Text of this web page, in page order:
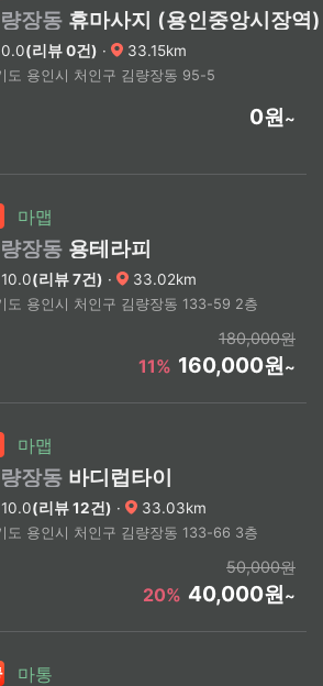
장동 휴마사지 (용인중앙시장역)
0.0(리뷰 0건) · 33.15km
도 용인시 처인구 김량장동 95-5
0원~
마맵
장동 용테라피
10.0(리뷰 7건) · 33.02km
도 용인시 처인구 김량장동 133-59 2층
180,000원
11% 160,000원~
마맵
장동 바디럽타이
10.0(리뷰 12건) · 33.03km
도 용인시 처인구 김량장동 133-66 3층
50,000원
20% 40,000원~
마통